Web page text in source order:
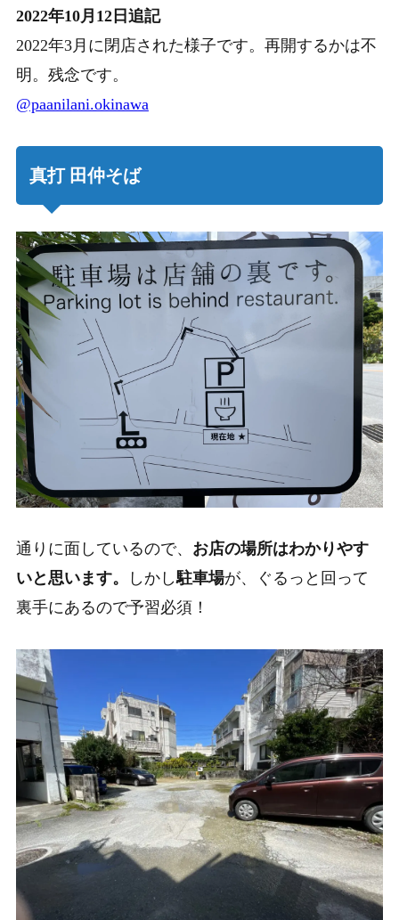
2022年10月12日追記
2022年3月に閉店された様子です。再開するかは不
明。残念です。
@paanilani.okinawa
真打 田仲そば
通りに面しているので、 お店の場所はわかりやす
いと思います。
しかし駐車場が、ぐるっと回って
裏手にあるので予習必須！